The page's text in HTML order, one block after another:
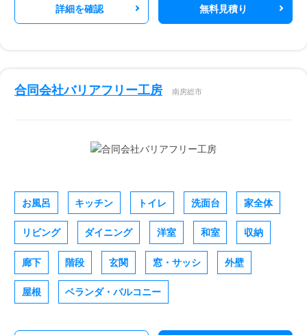
詳細を確認 無料見積り
合同会社バリアフリー工房 南房総市
お風呂 キッチン トイレ 洗面台 家全体
リビング ダイニング 洋室 和室 収納
廊下 階段 玄関 窓・サッシ 外壁
屋根 ベランダ・バルコニー